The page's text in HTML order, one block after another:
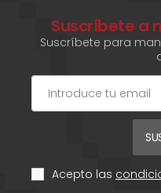
Suscríbete a
Suscríbete para
Acepto las